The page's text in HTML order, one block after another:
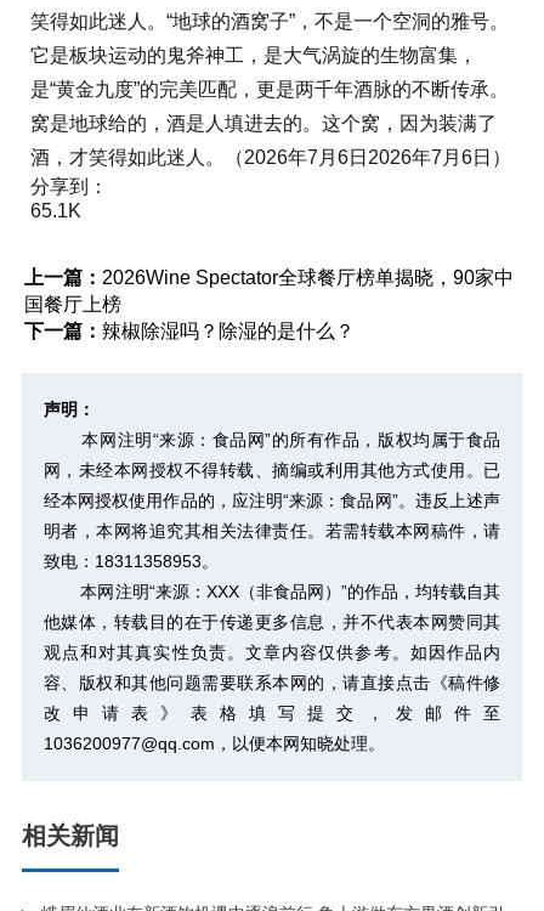
笑得如此迷人。“地球的酒窝子”，不是一个空洞的雅号。
它是板块运动的鬼斧神工，是大气涡旋的生物富集，
是“黄金九度”的完美匹配，更是两千年酒脉的不断传承。
窝是地球给的，酒是人填进去的。这个窝，因为装满了
酒，才笑得如此迷人。（2026年7月6日2026年7月6日）
分享到：
65.1K
上一篇： 2026Wine Spectator全球餐厅榜单揭晓，90家中
国餐厅上榜
下一篇： 辣椒除湿吗？除湿的是什么？
声明：
本网注明“来源：食品网”的所有作品，版权均属于食品
网，未经本网授权不得转载、摘编或利用其他方式使用。已
经本网授权使用作品的，应注明“来源：食品网”。违反上述声
明者，本网将追究其相关法律责任。若需转载本网稿件，请
致电：18311358953。
本网注明“来源：XXX（非食品网）”的作品，均转载自其
他媒体，转载目的在于传递更多信息，并不代表本网赞同其
观点和对其真实性负责。文章内容仅供参考。如因作品内
容、版权和其他问题需要联系本网的，请直接点击 《稿件修
改申请表》 表格填写提交，发邮件至
1036200977@qq.com，以便本网知晓处理。
相关新闻